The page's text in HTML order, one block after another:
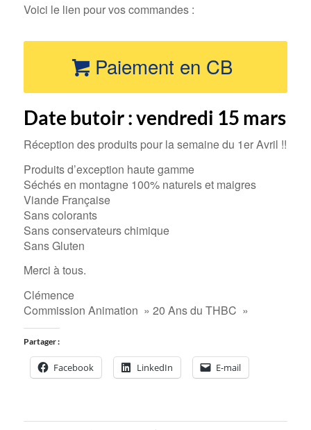
Voici le lien pour vos commandes :
Paiement en CB
Date butoir : vendredi 15 mars
Réception des produits pour la semaine du 1er Avril !!
Produits d’exception haute gamme
Séchés en montagne 100% naturels et maigres
Viande Française
Sans colorants
Sans conservateurs chimique
Sans Gluten
Merci à tous.
Clémence
Commission Animation » 20 Ans du THBC »
Partager :
Facebook LinkedIn E-mail